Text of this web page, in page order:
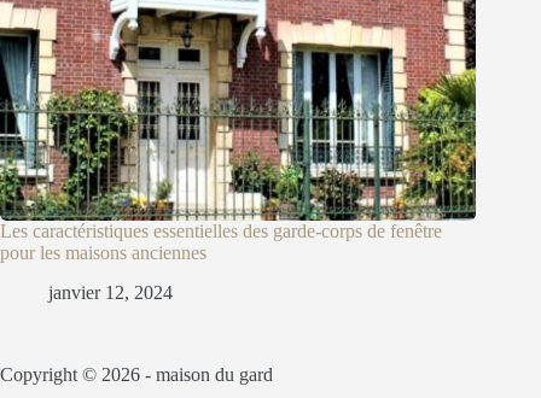
Les caractéristiques essentielles des garde-corps de fenêtre
pour les maisons anciennes
janvier 12, 2024
Copyright © 2026 - maison du gard